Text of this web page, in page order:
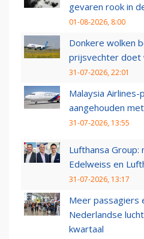
gevaren rook in
01-08-2026, 8:00
Donkere wolken
prijsvechter
31-07-2026, 22:01
Malaysia
aangehouden
31-07-2026, 13:55
Lufthansa Group:
Edelweiss en
31-07-2026, 13:17
Meer passagiers
Nederlandse
kwartaal